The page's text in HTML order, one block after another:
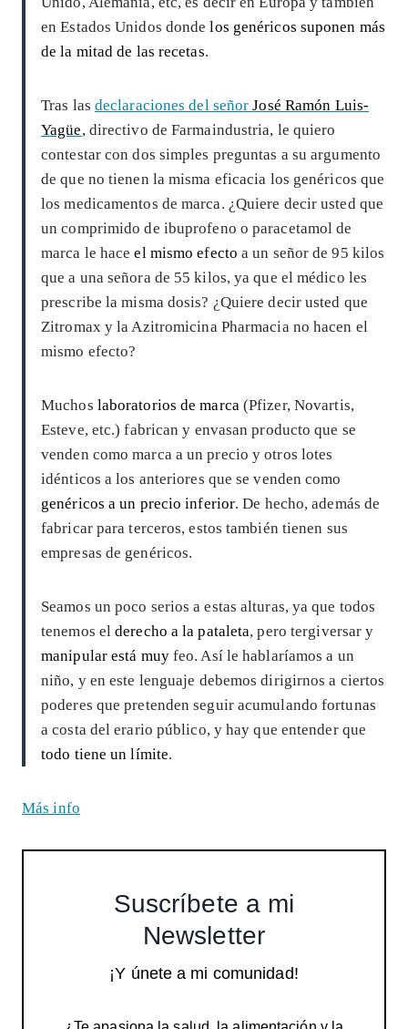
en Estados Unidos dondelos genéricos suponen más
de la mitad de las recetas.
Tras las declaraciones del señorJosé Ramón Luis-
Yagüe, directivo de Farmaindustria, le quiero
contestar con dos simples preguntas a su argumento
de que no tienen la misma eficacia los genéricos que
los medicamentos de marca. ¿Quiere decir usted que
un comprimido de ibuprofeno o paracetamol de
marca le haceel mismo efecto a un señor de 95 kilos
que a una señora de 55 kilos, ya que el médico les
prescribe la misma dosis? ¿Quiere decir usted que
Zitromax y la Azitromicina Pharmacia no hacen el
mismo efecto?
Muchos laboratorios de marca (Pfizer, Novartis,
Esteve, etc.) fabrican y envasan producto que se
venden como marca a un precio y otros lotes
idénticos a los anteriores que se venden como
genéricos a un precio inferior. De hecho, además de
fabricar para terceros, estos también tienen sus
empresas de genéricos.
Seamos un poco serios a estas alturas, ya que todos
tenemos elderecho a la pataleta, pero tergiversar y
manipular está muy feo. Así le hablaríamos a un
niño, y en este lenguaje debemos dirigirnos a ciertos
poderes que pretenden seguir acumulando fortunas
a costa del erario público, y hay que entender que
todo tiene un límite.
Más info
Suscríbete a mi
Newsletter
¡Y únete a mi comunidad!